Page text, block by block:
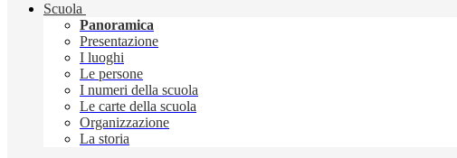
Scuola
Panoramica
Presentazione
I luoghi
Le persone
I numeri della scuola
Le carte della scuola
Organizzazione
La storia